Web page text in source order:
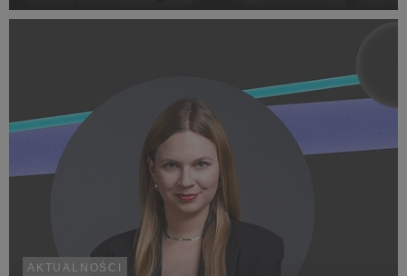
chorób rzadkich, zwrócenie uwagi na problemy pac...
AKTUALNOŚCI